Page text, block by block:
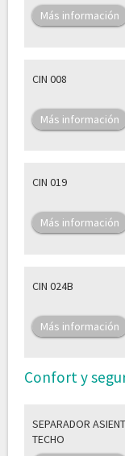
Más información
CIN 008
Más información
CIN 019
Más información
CIN 024B
Más información
Confort y
SEPARADOR
TECHO